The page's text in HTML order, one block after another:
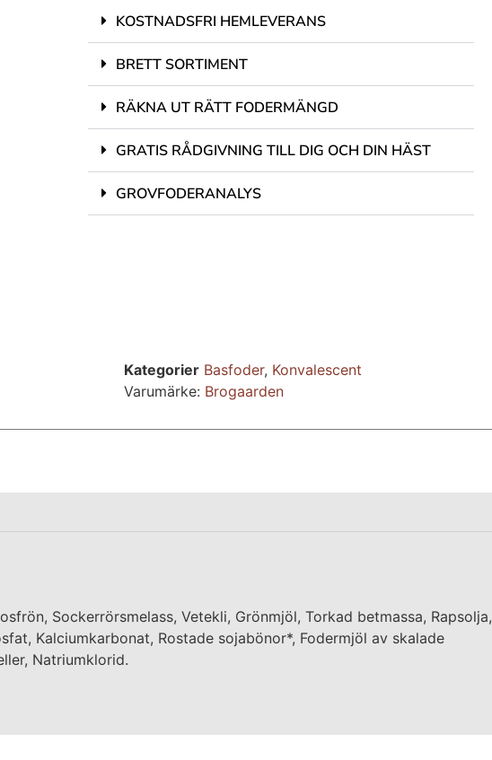
KOSTNADSFRI HEMLEVERANS
BRETT SORTIMENT
RÄKNA UT RÄTT FODERMÄNGD
GRATIS RÅDGIVNING TILL DIG OCH DIN HÄST
GROVFODERANALYS
Kategorier Basfoder, Konvalescent
Varumärke: Brogaarden
Sockerrörsmelass, Vetekli, Grönmjöl, Torkad betmassa, Rapsolja,
Kalciumkarbonat, Rostade sojabönor*, Fodermjöl av skalade
Natriumklorid.